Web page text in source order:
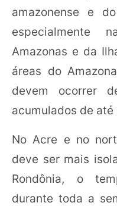
amazonense e
especialmente
Amazonas e da
áreas do
devem ocorrer
acumulados de
No Acre e no
deve ser mais
Rondônia, o
durante toda a